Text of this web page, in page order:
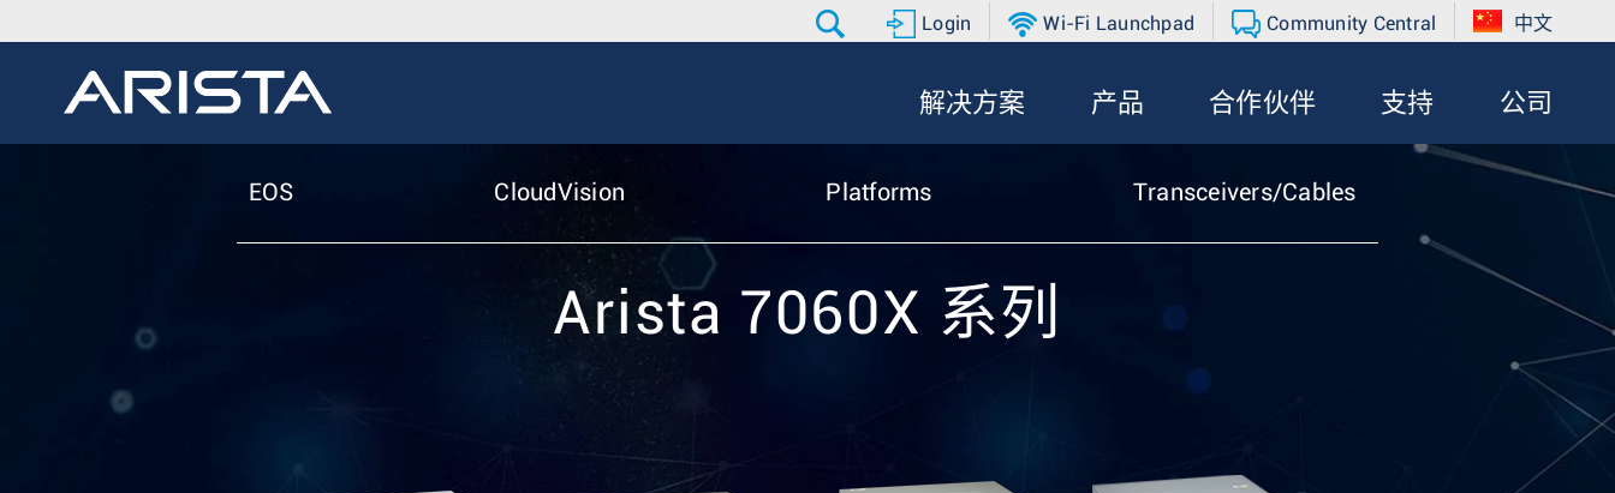
Login Wi-Fi Launchpad Community Central 中文
解决方案 产品 合作伙伴 支持 公司
EOS CloudVision Platforms Transceivers/Cables
Arista 7060X 系列